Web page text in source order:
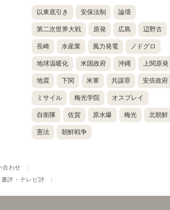
以東底引き 安保法制 論壇
第二次世界大戦 原発 広島 辺野古
長崎 水産業 風力発電 ノドグロ
地球温暖化 米国政府 沖縄 上関原発
地震 下関 米軍 共謀罪 安倍政府
ミサイル 梅光学院 オスプレイ
自衛隊 佐賀 原水爆 梅光 北朝鮮
憲法 朝鮮戦争
合わせ
書評・テレビ評